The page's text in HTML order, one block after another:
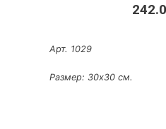
Арт. 1029
Размер: 30х30 см.